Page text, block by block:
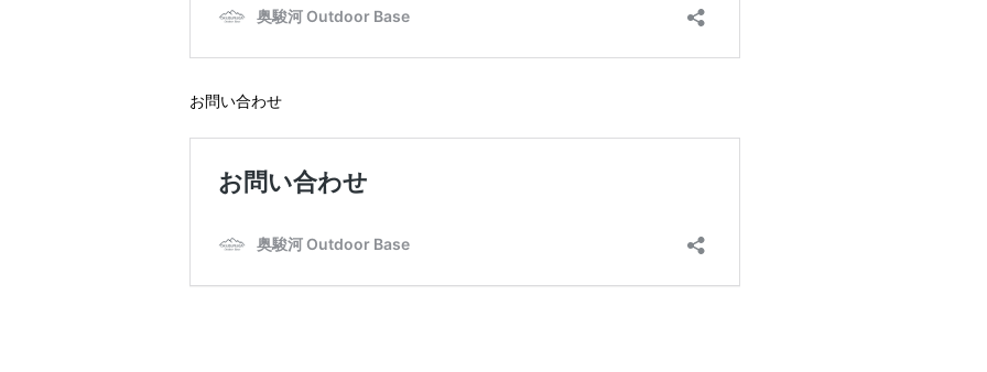
お問い合わせ